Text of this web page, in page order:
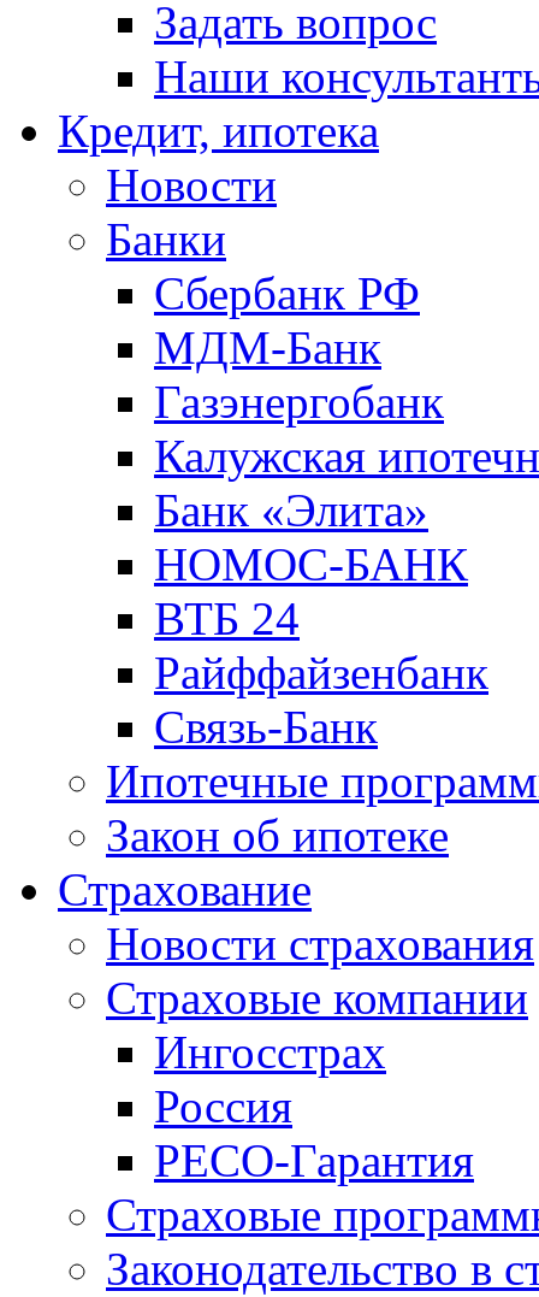
Задать вопрос
Наши
Кредит, ипотека
Новости
Банки
Сбербанк РФ
МДМ-Банк
Газэнергобанк
Калужская
Банк «Элита»
НОМОС-БАНК
ВТБ 24
Райффайзенбанк
Связь-Банк
Ипотечные
Закон об ипотеке
Страхование
Новости страхования
Страховые компании
Ингосстрах
Россия
РЕСО-Гарантия
Страховые
Законодательство в